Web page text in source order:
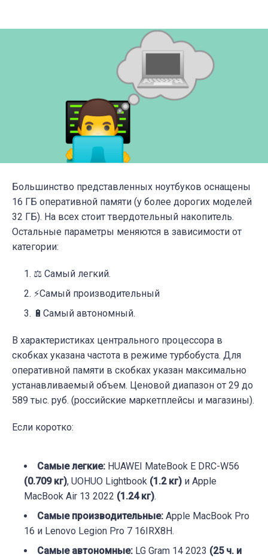
Большинство представленных ноутбуков оснащены
16 ГБ оперативной памяти (у более дорогих моделей
32 ГБ). На всех стоит твердотельный накопитель.
Остальные параметры меняются в зависимости от
категории:
⚖️ Самый легкий.
⚡Самый производительный
🔋Самый автономный.
В характеристиках центрального процессора в
скобках указана частота в режиме турбобуста. Для
оперативной памяти в скобках указан максимально
устанавливаемый объем. Ценовой диапазон от 29 до
589 тыс. руб. (российские маркетплейсы и магазины).
Если коротко:
Самые легкие: HUAWEI MateBook E DRC-W56
(0.709 кг), UOHUO Lightbook (1.2 кг) и Apple
MacBook Air 13 2022 (1.24 кг).
Cамые производительные: Apple MacBook Pro
16 и Lenovo Legion Pro 7 16IRX8H.
Самые автономные: LG Gram 14 2023 (25 ч. и